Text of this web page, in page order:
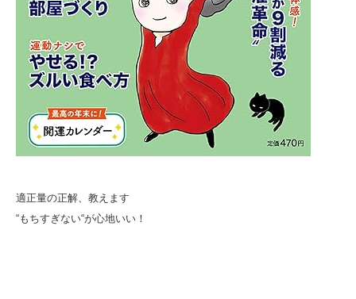
適正量の正解、教えます
“もちすぎない“が心地いい！